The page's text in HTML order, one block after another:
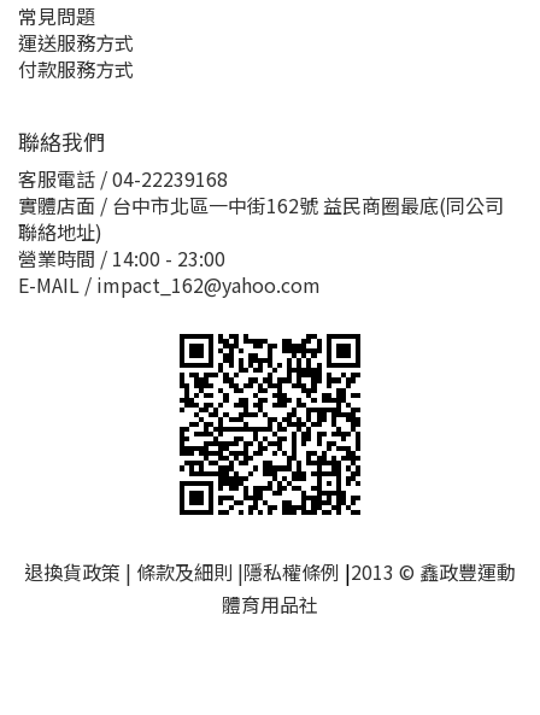
常見問題
運送服務方式
付款服務方式
聯絡我們
客服電話 / 04-22239168
實體店面 / 台中市北區一中街162號 益民商圈最底(同公司
聯絡地址)
營業時間 / 14:00 - 23:00
E-MAIL / impact_162@yahoo.com
退換貨政策 | 條款及細則 |隱私權條例 |2013 © 鑫政豐運動
體育用品社